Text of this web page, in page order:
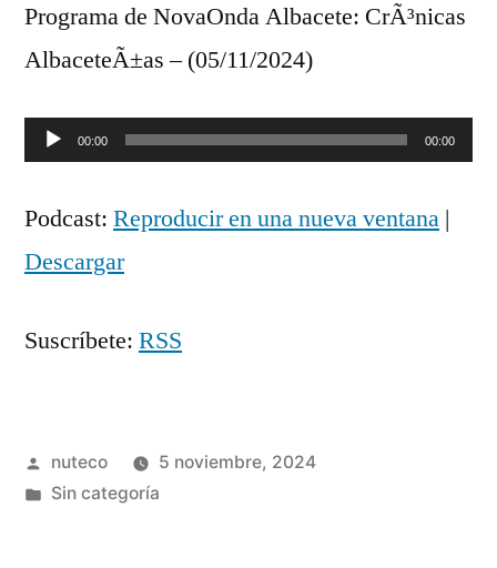
Programa de NovaOnda Albacete: CrÃ³nicas
AlbaceteÃ±as – (05/11/2024)
Reproductor
audio
00:00 00:00
Podcast: Reproducir en una nueva ventana |
Descargar
Suscríbete: RSS
Publicada
por
nuteco
5 noviembre, 2024
Publicada
Sin categoría